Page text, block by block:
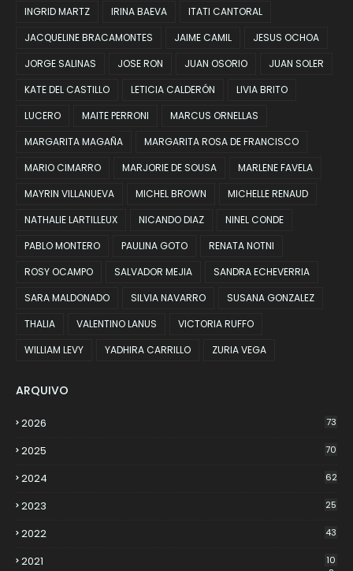
INGRID MARTZ
IRINA BAEVA
ITATI CANTORAL
JACQUELINE BRACAMONTES
JAIME CAMIL
JESUS OCHOA
JORGE SALINAS
JOSE RON JUAN OSORIO
JUAN SOLER
KATE DEL CASTILLO
LETICIA CALDERÓN
LIVIA BRITO
LUCERO
MAITE PERRONI
MARCUS ORNELLAS
MARGARITA MAGAÑA
MARGARITA ROSA DE FRANCISCO
MARIO CIMARRO
MARJORIE DE SOUSA
MARLENE FAVELA
MAYRIN VILLANUEVA
MICHEL BROWN
MICHELLE RENAUD
NATHALIE LARTILLEUX
NICANDO DIAZ
NINEL CONDE
PABLO MONTERO
PAULINA GOTO
RENATA NOTNI
ROSY OCAMPO
SALVADOR MEJIA
SANDRA ECHEVERRIA
SARA MALDONADO
SILVIA NAVARRO
SUSANA GONZALEZ
THALIA
VALENTINO LANUS
VICTORIA RUFFO
WILLIAM LEVY
YADHIRA CARRILLO ZURIA VEGA
ARQUIVO
2026 73
2025 70
2024 62
2023 25
2022 43
2021
10